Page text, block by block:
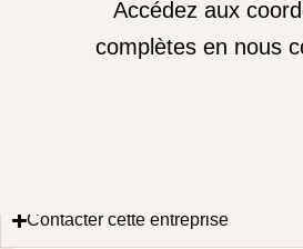
Accédez aux
complètes en nous
Contacter cette entreprise